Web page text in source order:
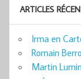
ARTICLES
Irma en
Romain
Martin